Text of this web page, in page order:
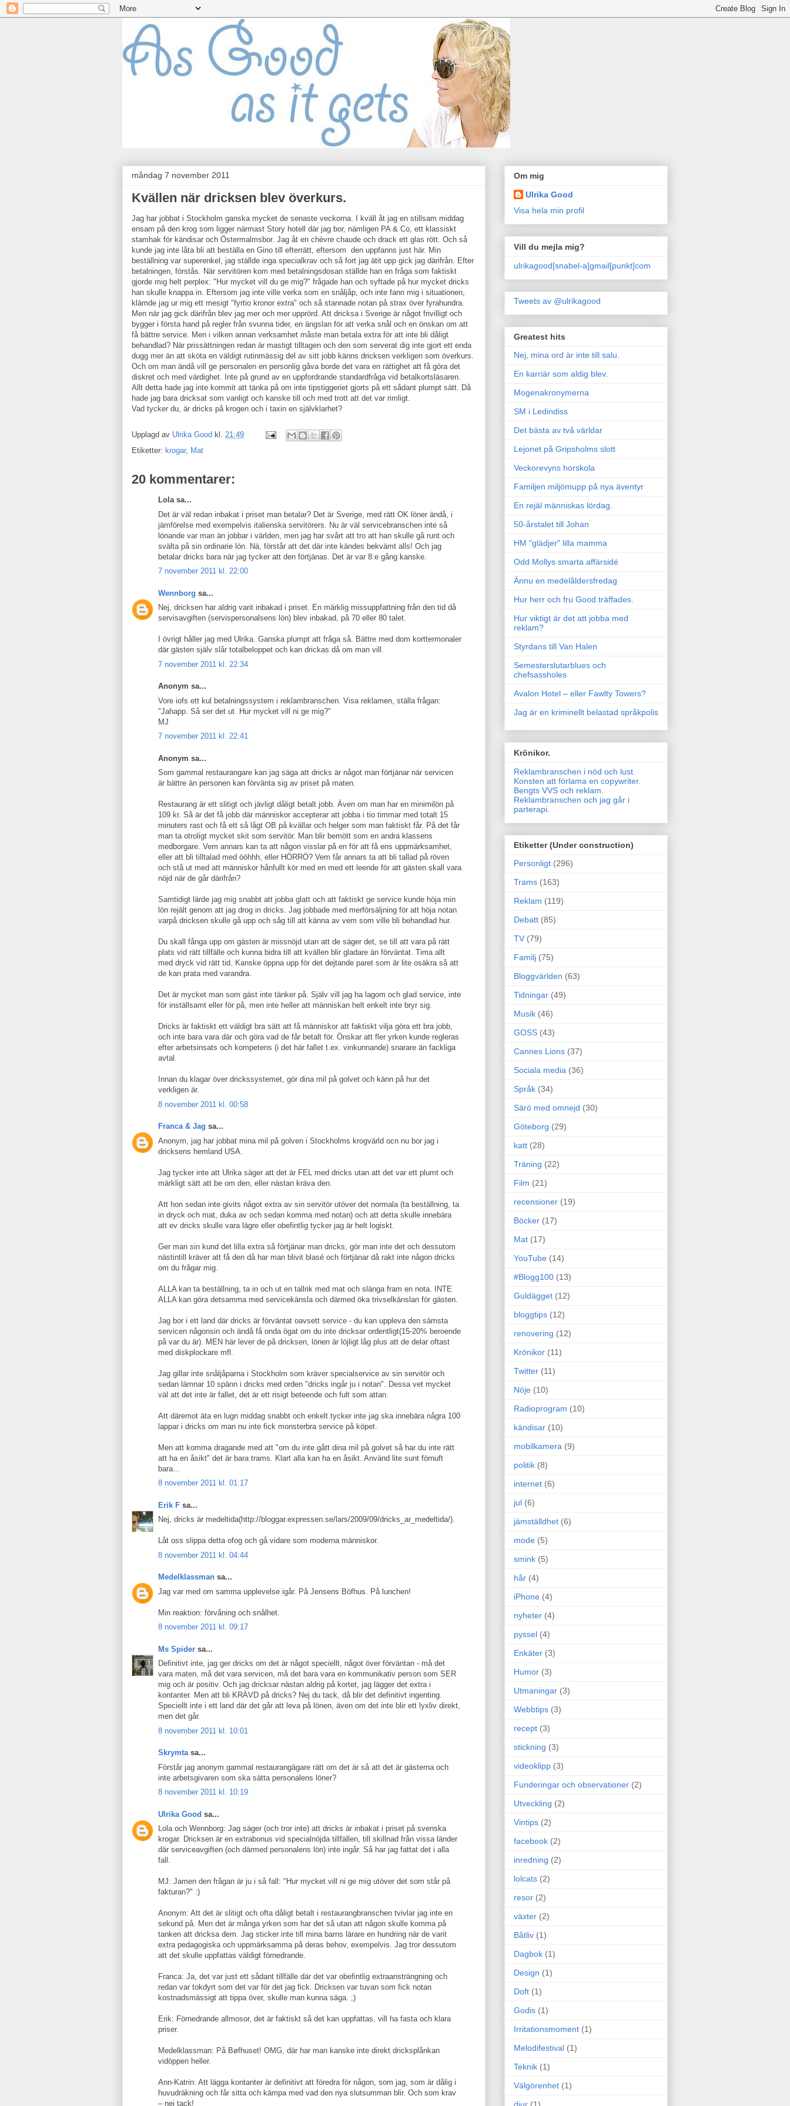
måndag 7 november 2011
Kvällen när dricksen blev överkurs.
Jag har jobbat i Stockholm ganska mycket de senaste veckorna. I kväll åt jag en stillsam middag
ensam på den krog som ligger närmast Story hotell där jag bor, nämligen PA & Co, ett klassiskt
stamhak för kändisar och Östermalmsbor. Jag åt en chèvre chaude och drack ett glas rött. Och så
kunde jag inte låta bli att beställa en Gino till efterrätt, eftersom den uppfanns just här. Min
beställning var superenkel, jag ställde inga specialkrav och så fort jag ätit upp gick jag därifrån. Efter
betalningen, förstås. När servitören kom med betalningsdosan ställde han en fråga som faktiskt
gjorde mig helt perplex: "Hur mycket vill du ge mig?" frågade han och syftade på hur mycket dricks
han skulle knappa in. Eftersom jag inte ville verka som en snåljåp, och inte fann mig i situationen,
klämde jag ur mig ett mesigt "fyrtio kronor extra" och så stannade notan på strax över fyrahundra.
Men när jag gick därifrån blev jag mer och mer upprörd. Att dricksa i Sverige är något frivilligt och
bygger i första hand på regler från svunna tider, en ängslan för att verka snål och en önskan om att
få bättre service. Men i vilken annan verksamhet måste man betala extra för att inte bli dåligt
behandlad? När prissättningen redan är mastigt tilltagen och den som serverat dig inte gjort ett enda
dugg mer än att sköta en väldigt rutinmässig del av sitt jobb känns dricksen verkligen som överkurs.
Och om man ändå vill ge personalen en personlig gåva borde det vara en rättighet att få göra det
diskret och med värdighet. Inte på grund av en uppfordrande standardfråga vid betalkortsläsaren.
Allt detta hade jag inte kommit att tänka på om inte tipstiggeriet gjorts på ett sådant plumpt sätt. Då
hade jag bara dricksat som vanligt och kanske till och med trott att det var rimligt.
Vad tycker du, är dricks på krogen och i taxin en självklarhet?
Upplagd av Ulrika Good kl. 21:49
Etiketter: krogar, Mat
20 kommentarer:
Lola sa...
Det är väl redan inbakat i priset man betalar? Det är Sverige, med rätt OK löner ändå, i
jämförelse med exempelvis italienska servitörers. Nu är väl servicebranschen inte så
lönande var man än jobbar i världen, men jag har svårt att tro att han skulle gå runt och
svälta på sin ordinarie lön. Nä, förstår att det där inte kändes bekvämt alls! Och jag
betalar dricks bara när jag tycker att den förtjänas. Det är var 8:e gång kanske.
7 november 2011 kl. 22:00
Wennborg sa...
Nej, dricksen har aldrig varit inbakad i priset. En märklig missuppfattning från den tid då
servisavgiften (servispersonalsens lön) blev inbakad, på 70 eller 80 talet.
I övrigt håller jag med Ulrika. Ganska plumpt att fråga så. Bättre med dom korttermonaler
där gästen själv slår totalbeloppet och kan drickas då om man vill.
7 november 2011 kl. 22:34
Anonym sa...
Vore iofs ett kul betalningssystem i reklambranschen. Visa reklamen, ställa frågan:
"Jahapp. Så ser det ut. Hur mycket vill ni ge mig?"
MJ
7 november 2011 kl. 22:41
Anonym sa...
Som gammal restaurangare kan jag säga att dricks är något man förtjänar när servicen
är bättre än personen kan förvänta sig av priset på maten.
Restaurang är ett slitigt och jävligt dåligt betalt jobb. Även om man har en minimilön på
109 kr. Så är det få jobb där människor accepterar att jobba i tio timmar med totalt 15
minuters rast och få ett så lågt OB på kvällar och helger som man faktiskt får. På det får
man ta otroligt mycket skit som servitör. Man blir bemött som en andra klassens
medborgare. Vem annars kan ta att någon visslar på en för att få ens uppmärksamhet,
eller att bli tilltalad med ööhhh, eller HÖRRÖ? Vem får annars ta att bli tallad på röven
och stå ut med att människor hånfullt kör med en med ett leende för att gästen skall vara
nöjd när de går därifrån?
Samtidigt lärde jag mig snabbt att jobba glatt och att faktiskt ge service kunde höja min
lön rejält genom att jag drog in dricks. Jag jobbade med merförsäljning för att höja notan
varpå dricksen skulle gå upp och såg till att känna av vem som ville bli behandlad hur.
Du skall fånga upp om gästen är missnöjd utan att de säger det, se till att vara på rätt
plats vid rätt tillfälle och kunna bidra till att kvällen blir gladare än förväntat. Tima allt
med dryck vid rätt tid. Kanske öppna upp för det dejtande paret som är lite osäkra så att
de kan prata med varandra.
Det är mycket man som gäst inte tänker på. Själv vill jag ha lagom och glad service, inte
för inställsamt eller för på, men inte heller att människan helt enkelt inte bryr sig.
Dricks är faktiskt ett väldigt bra sätt att få människor att faktiskt vilja göra ett bra jobb,
och inte bara vara där och göra vad de får betalt för. Önskar att fler yrken kunde regleras
efter arbetsinsats och kompetens (i det här fallet t.ex. vinkunnande) snarare än fackliga
avtal.
Innan du klagar över drickssystemet, gör dina mil på golvet och känn på hur det
verkligen är.
8 november 2011 kl. 00:58
Franca & Jag sa...
Anonym, jag har jobbat mina mil på golven i Stockholms krogvärld ocn nu bor jag i
dricksens hemland USA.
Jag tycker inte att Ulrika säger att det är FEL med dricks utan att det var ett plumt och
märkligt sätt att be om den, eller nästan kräva den.
Att hon sedan inte givits något extra av sin servitör utöver det normala (ta beställning, ta
in dryck och mat, duka av och sedan komma med notan) och att detta skulle innebära
att ev dricks skulle vara lägre eller obefintlig tycker jag är helt logiskt.
Ger man sin kund det lilla extra så förtjänar man dricks, gör man inte det och dessutom
nästintill kräver att få den då har man blivit blasé och förtjänar då rakt inte någon dricks
om du frågar mig.
ALLA kan ta beställning, ta in och ut en tallrik med mat och slänga fram en nota. INTE
ALLA kan göra detsamma med servicekänsla och därmed öka trivselkänslan för gästen.
Jag bor i ett land där dricks är förväntat oavsett service - du kan uppleva den sämsta
servicen någonsin och ändå få onda ögat om du inte dricksar ordentligt(15-20% beroende
på var du är). MEN här lever de på dricksen, lönen är löjligt låg plus att de delar oftast
med diskplockare mfl.
Jag gillar inte snåljåparna i Stockholm som kräver specialservice av sin servitör och
sedan lämnar 10 spänn i dricks med orden "dricks ingår ju i notan". Dessa vet mycket
väl att det inte är fallet, det är ett risigt beteende och fult som attan.
Att däremot äta en lugn middag snabbt och enkelt tycker inte jag ska innebära några 100
lappar i dricks om man nu inte fick monsterbra service på köpet.
Men att komma dragande med att "om du inte gått dina mil på golvet så har du inte rätt
att ha en åsikt" det är bara trams. Klart alla kan ha en åsikt. Använd lite sunt förnuft
bara...
8 november 2011 kl. 01:17
Erik F sa...
Nej, dricks är medeltida(http://bloggar.expressen.se/lars/2009/09/dricks_ar_medeltida/).
Låt oss slippa detta ofog och gå vidare som moderna människor.
8 november 2011 kl. 04:44
Medelklassman sa...
Jag var med om samma upplevelse igår. På Jensens Böfhus. På lunchen!
Min reaktion: förvåning och snålhet.
8 november 2011 kl. 09:17
Ms Spider sa...
Definitivt inte, jag ger dricks om det är något speciellt, något över förväntan - må det
vara maten, må det vara servicen, må det bara vara en kommunikativ person som SER
mig och är positiv. Och jag dricksar nästan aldrig på kortet, jag lägger det extra i
kontanter. Men att bli KRÄVD på dricks? Nej du tack, då blir det definitivt ingenting.
Speciellt inte i ett land där det går att leva på lönen, även om det inte blir ett lyxliv direkt,
men det går.
8 november 2011 kl. 10:01
Skrymtasa...
Förstår jag anonym gammal restaurangägare rätt om det är så att det är gästerna och
inte arbetsgivaren som ska sätta personalens löner?
8 november 2011 kl. 10:19
Ulrika Good sa...
Lola och Wennborg: Jag säger (och tror inte) att dricks är inbakat i priset på svenska
krogar. Dricksen är en extrabonus vid specialnöjda tillfällen, till skillnad från vissa länder
där serviceavgiften (och därmed personalens lön) inte ingår. Så har jag fattat det i alla
fall.
MJ: Jamen den frågan är ju i så fall: "Hur mycket vill ni ge mig utöver det som står på
fakturan?" :)
Anonym: Att det är slitigt och ofta dåligt betalt i restaurangbranschen tvivlar jag inte en
sekund på. Men det är många yrken som har det så utan att någon skulle komma på
tanken att dricksa dem. Jag sticker inte till mina barns lärare en hundring när de varit
extra pedagogiska och uppmärksamma på deras behov, exempelvis. Jag tror dessutom
att det skulle uppfattas väldigt förnedrande.
Franca: Ja, det var just ett sådant tillfälle där det var obefintlig extraansträngning och
redan var tokdyrt som det var för det jag fick. Dricksen var tuvan som fick notan
kostnadsmässigt att tippa över, skulle man kunna säga. ;)
Erik: Förnedrande allmosor, det är faktiskt så det kan uppfattas, vill ha fasta och klara
priser.
Medelklassman: På Bøfhuset! OMG, där har man kanske inte direkt dricksplånkan
vidöppen heller.
Ann-Katrin: Att lägga kontanter är definitivt att föredra för någon, som jag, som är dålig i
huvudräkning och får sitta och kämpa med vad den nya slutsumman blir. Och som krav
– nej tack!
Om mig
Ulrika Good
Visa hela min profil
Vill du mejla mig?
ulrikagood[snabel-a]gmail[punkt]com
Tweets av @ulrikagood
Greatest hits
Nej, mina ord är inte till salu.
En karriär som aldig blev.
Mogenakronymerna
SM i Ledindiss
Det bästa av två världar
Lejonet på Gripsholms slott
Veckorevyns horskola
Familjen miljömupp på nya äventyr
En rejäl människas lördag.
50-årstalet till Johan
HM "glädjer" lilla mamma
Odd Mollys smarta affärsidé
Ännu en medelåldersfredag
Hur herr och fru Good träffades.
Hur viktigt är det att jobba med
reklam?
Styrdans till Van Halen
Semesterslutarblues och
chefsassholes
Avalon Hotel – eller Fawlty Towers?
Jag är en kriminellt belastad språkpolis
Krönikor.
Reklambranschen i nöd och lust.
Konsten att förlama en copywriter.
Bengts VVS och reklam.
Reklambranschen och jag går i
parterapi.
Etiketter (Under construction)
Personligt (296)
Trams (163)
Reklam (119)
Debatt (85)
TV (79)
Familj (75)
Bloggvärlden (63)
Tidningar (49)
Musik (46)
GOSS (43)
Cannes Lions (37)
Sociala media (36)
Språk (34)
Särö med omnejd (30)
Göteborg (29)
katt (28)
Träning (22)
Film (21)
recensioner (19)
Böcker (17)
Mat (17)
YouTube (14)
#Blogg100 (13)
Guldägget (12)
bloggtips (12)
renovering (12)
Krönikor (11)
Twitter (11)
Nöje (10)
Radioprogram (10)
kändisar (10)
mobilkamera (9)
politik (8)
internet (6)
jul (6)
jämställdhet (6)
mode (5)
smink (5)
hår (4)
iPhone (4)
nyheter (4)
pyssel (4)
Enkäter (3)
Humor (3)
Utmaningar (3)
Webbtips (3)
recept (3)
stickning (3)
videoklipp (3)
Funderingar och observationer (2)
Utveckling (2)
Vintips (2)
facebook (2)
inredning (2)
lolcats (2)
resor (2)
växter (2)
Båtliv (1)
Dagbok (1)
Design (1)
Doft (1)
Godis (1)
Irritationsmoment (1)
Melodifestival (1)
Teknik (1)
Välgörenhet (1)